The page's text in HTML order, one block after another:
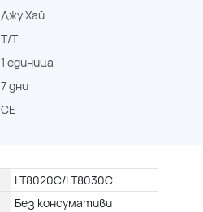
Джу Хай
T/T
1 единица
7 дни
CE
LT8020C/LT8030C
Без консумативи